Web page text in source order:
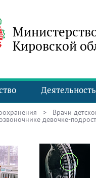
Кировской
Деятельность
> Врачи
девочке-